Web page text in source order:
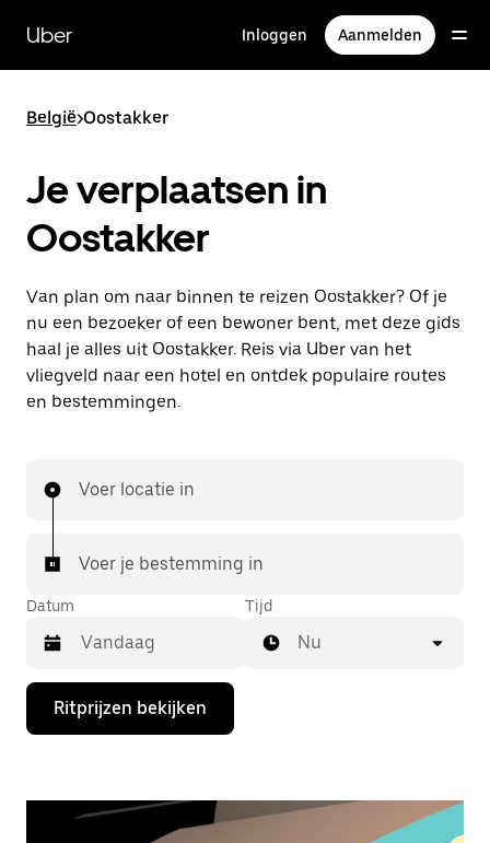
naar
hoofdinhoud
Uber Inloggen Aanmelden
België>Oostakker
Je verplaatsen in
Oostakker
Van plan om naar binnen te reizen Oostakker? Of je
nu een bezoeker of een bewoner bent, met deze gids
haal je alles uit Oostakker. Reis via Uber van het
vliegveld naar een hotel en ontdek populaire routes
en bestemmingen.
Voer locatie in
Voer je bestemming in
Datum
Druk
de
Tijd
Nu
Ritprijzen bekijken